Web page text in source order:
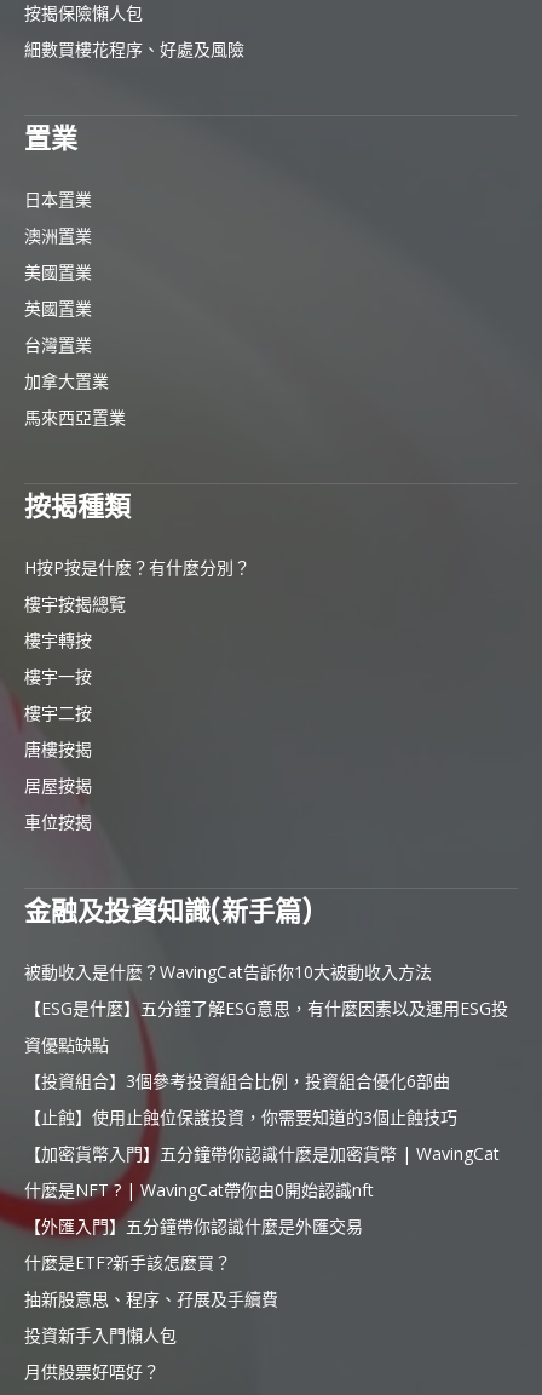
按揭保險懶人包
細數買樓花程序、好處及風險
置業
日本置業
澳洲置業
美國置業
英國置業
台灣置業
加拿大置業
馬來西亞置業
按揭種類
H按P按是什麼？有什麼分別？
樓宇按揭總覽
樓宇轉按
樓宇一按
樓宇二按
唐樓按揭
居屋按揭
車位按揭
金融及投資知識(新手篇)
被動收入是什麼？WavingCat告訴你10大被動收入方法
【ESG是什麼】五分鐘了解ESG意思，有什麼因素以及運用ESG投
資優點缺點
【投資組合】3個參考投資組合比例，投資組合優化6部曲
【止蝕】使用止蝕位保護投資，你需要知道的3個止蝕技巧
【加密貨幣入門】五分鐘帶你認識什麼是加密貨幣 | WavingCat
什麼是NFT ? | WavingCat帶你由0開始認識nft
【外匯入門】五分鐘帶你認識什麼是外匯交易
什麼是ETF?新手該怎麼買？
抽新股意思、程序、孖展及手續費
投資新手入門懶人包
月供股票好唔好？